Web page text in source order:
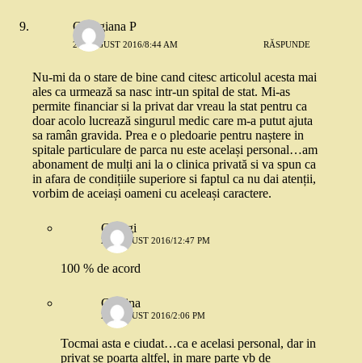
Georgiana P
27 AUGUST 2016/8:44 AM RĂSPUNDE
Nu-mi da o stare de bine cand citesc articolul acesta mai
ales ca urmează sa nasc intr-un spital de stat. Mi-as
permite financiar si la privat dar vreau la stat pentru ca
doar acolo lucrează singurul medic care m-a putut ajuta
sa ramân gravida. Prea e o pledoarie pentru naștere in
spitale particulare de parca nu este același personal…am
abonament de mulți ani la o clinica privată si va spun ca
in afara de condițiile superiore si faptul ca nu dai atenții,
vorbim de aceiași oameni cu aceleași caractere.
Georgi
27 AUGUST 2016/12:47 PM
100 % de acord
Cristina
27 AUGUST 2016/2:06 PM
Tocmai asta e ciudat…ca e acelasi personal, dar in
privat se poarta altfel, in mare parte vb de